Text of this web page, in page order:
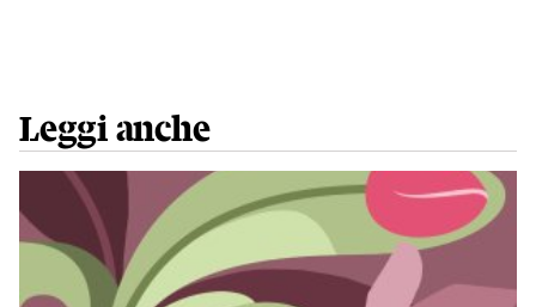
Leggi anche